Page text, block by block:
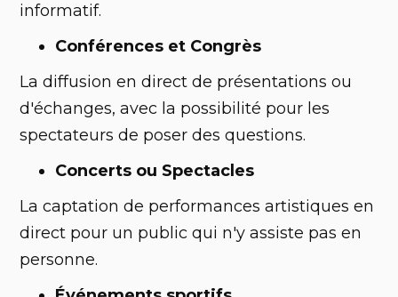
informatif.
Conférences et Congrès
La diffusion en direct de présentations ou
d'échanges, avec la possibilité pour les
spectateurs de poser des questions.
Concerts ou Spectacles
La captation de performances artistiques en
direct pour un public qui n'y assiste pas en
personne.